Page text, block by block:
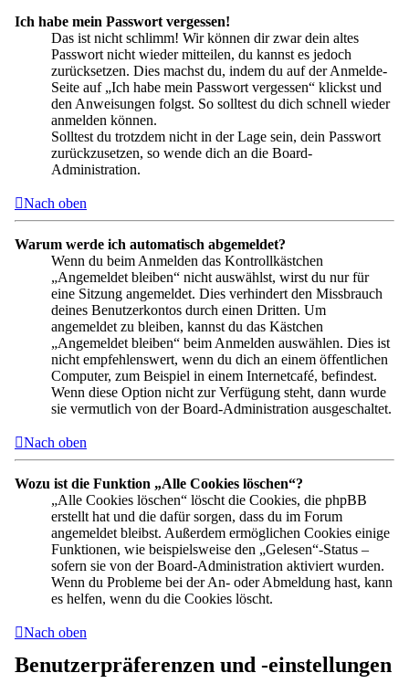
Ich habe mein Passwort vergessen!
Das ist nicht schlimm! Wir können dir zwar dein altes
Passwort nicht wieder mitteilen, du kannst es jedoch
zurücksetzen. Dies machst du, indem du auf der Anmelde-
Seite auf „Ich habe mein Passwort vergessen“ klickst und
den Anweisungen folgst. So solltest du dich schnell wieder
anmelden können.
Solltest du trotzdem nicht in der Lage sein, dein Passwort
zurückzusetzen, so wende dich an die Board-
Administration.
Nach oben
Warum werde ich automatisch abgemeldet?
Wenn du beim Anmelden das Kontrollkästchen
„Angemeldet bleiben“ nicht auswählst, wirst du nur für
eine Sitzung angemeldet. Dies verhindert den Missbrauch
deines Benutzerkontos durch einen Dritten. Um
angemeldet zu bleiben, kannst du das Kästchen
„Angemeldet bleiben“ beim Anmelden auswählen. Dies ist
nicht empfehlenswert, wenn du dich an einem öffentlichen
Computer, zum Beispiel in einem Internetcafé, befindest.
Wenn diese Option nicht zur Verfügung steht, dann wurde
sie vermutlich von der Board-Administration ausgeschaltet.
Nach oben
Wozu ist die Funktion „Alle Cookies löschen“?
„Alle Cookies löschen“ löscht die Cookies, die phpBB
erstellt hat und die dafür sorgen, dass du im Forum
angemeldet bleibst. Außerdem ermöglichen Cookies einige
Funktionen, wie beispielsweise den „Gelesen“-Status –
sofern sie von der Board-Administration aktiviert wurden.
Wenn du Probleme bei der An- oder Abmeldung hast, kann
es helfen, wenn du die Cookies löscht.
Nach oben
Benutzerpräferenzen und -einstellungen